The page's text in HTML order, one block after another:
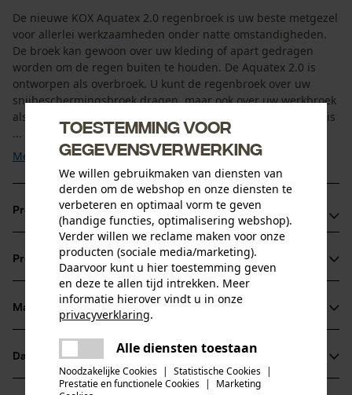
De nieuwe KOX Aquatex 2.0 regenbroek is uw beste metgezel
voor allerlei werkzaamheden onder natte omstandigheden.
De broek kan gewoon over uw kleding of apart gedragen
worden om de regen buiten te houden. De Aquatex 2.0 is
ontworpen als overbroek. U kunt de regenbroek over uw
snijbeschermingsbroek dragen, maar ook over uw werkbroek
als extra bescherming tegen weer en wind. De regenbroek is
...
Meer tonen
Productvoordelen
Sterk buitenmateriaal
Signaalkleuren voor goede zichtbaarheid bij slecht weer
Zijzakken met dubbele functie: normale zak en extra rits
voor praktische toegang
Productinformatie
Productdetails
Activiteitstype
vissen, werken, wandelen, waarschuwen, kamperen,
Materiaal & onderhoud
Materiaal
Datasheets
Productveiligheidsblad (PDF)
Toestemming voor
gegevensverwerking
We willen gebruikmaken van diensten van
derden om de webshop en onze diensten te
verbeteren en optimaal vorm te geven
(handige functies, optimalisering webshop).
Verder willen we reclame maken voor onze
producten (sociale media/marketing).
Daarvoor kunt u hier toestemming geven
en deze te allen tijd intrekken. Meer
informatie hierover vindt u in onze
privacyverklaring.
Alle diensten toestaan
Noodzakelijke Cookies | Statistische Cookies |
Prestatie en functionele Cookies |
Marketing
Er is een fout opgetreden. Gelieve
het opnieuw te proberen.
delen
mail